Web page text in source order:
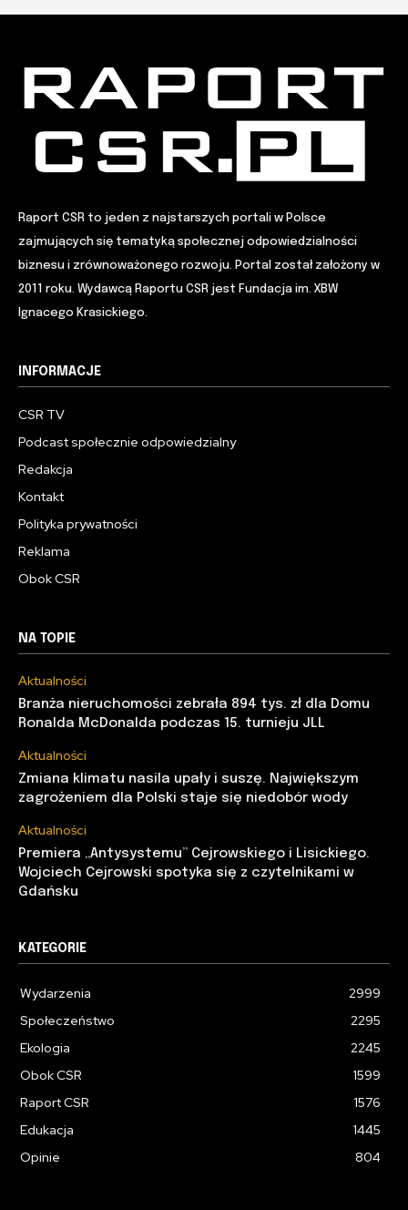
Raport CSR to jeden z najstarszych portali w Polsce
zajmujących się tematyką społecznej odpowiedzialności
biznesu i zrównoważonego rozwoju. Portal został założony w
2011 roku. Wydawcą Raportu CSR jest Fundacja im. XBW
Ignacego Krasickiego.
INFORMACJE
CSR TV
Podcast społecznie odpowiedzialny
Redakcja
Kontakt
Polityka prywatności
Reklama
Obok CSR
NA TOPIE
Aktualności
Branża nieruchomości zebrała 894 tys. zł dla Domu
Ronalda McDonalda podczas 15. turnieju JLL
Aktualności
Zmiana klimatu nasila upały i suszę. Największym
zagrożeniem dla Polski staje się niedobór wody
Aktualności
Premiera „Antysystemu” Cejrowskiego i Lisickiego.
Wojciech Cejrowski spotyka się z czytelnikami w
Gdańsku
KATEGORIE
Wydarzenia
2999
Społeczeństwo
2295
Ekologia
2245
Obok CSR
1599
Raport CSR
1576
Edukacja
1445
Opinie
804